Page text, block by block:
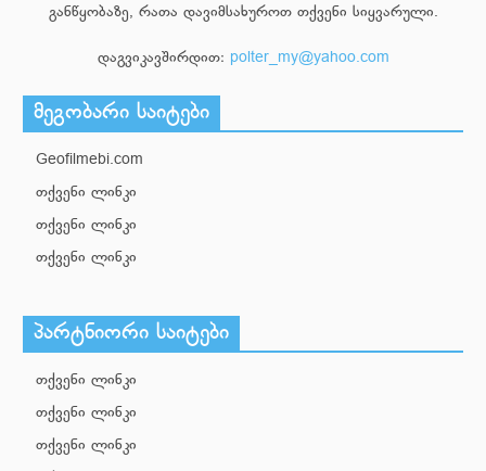
განწყობაზე, რათა დავიმსახუროთ თქვენი სიყვარული.
დაგვიკავშირდით: polter_my@yahoo.com
მეგობარი საიტები
Geofilmebi.com
თქვენი ლინკი
თქვენი ლინკი
თქვენი ლინკი
პარტნიორი საიტები
თქვენი ლინკი
თქვენი ლინკი
თქვენი ლინკი